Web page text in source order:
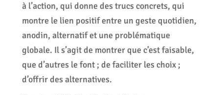
à l’action, qui donne des trucs concrets, qui
montre le lien positif entre un geste quotidien,
anodin, alternatif et une problématique
globale. Il s’agit de montrer que c’est faisable,
que d’autres le font ; de faciliter les choix ;
d’offrir des alternatives.